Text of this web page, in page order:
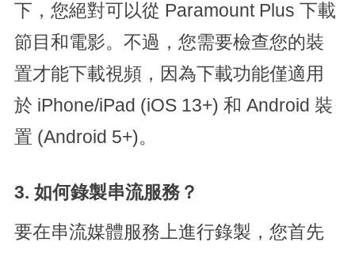
下，您絕對可以從 Paramount Plus 下載
節目和電影。不過，您需要檢查您的裝
置才能下載視頻，因為下載功能僅適用
於 iPhone/iPad (iOS 13+) 和 Android 裝
置 (Android 5+)。
3. 如何錄製串流服務？
要在串流媒體服務上進行錄製，您首先